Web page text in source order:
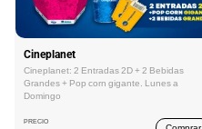
Cineplanet
Cineplanet: 2 Entradas 2D + 2 Bebidas
Grandes + Pop corn gigante. Lunes a
Domingo
PRECIO